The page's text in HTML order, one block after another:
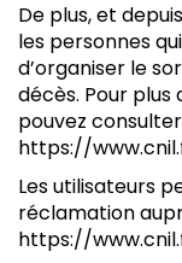
De plus, et
les personnes
d’organiser le
décès. Pour plus
pouvez
https://
Les utilisateurs
réclamation
https://